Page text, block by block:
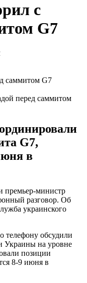
с
G7
перед саммитом
G7,
в
премьер-министр
разговор. Об
украинского
телефону обсудили
Украины на уровне
позиции
8-9 июня в